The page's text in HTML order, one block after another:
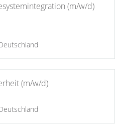
(m/w/d)
(m/w/d)